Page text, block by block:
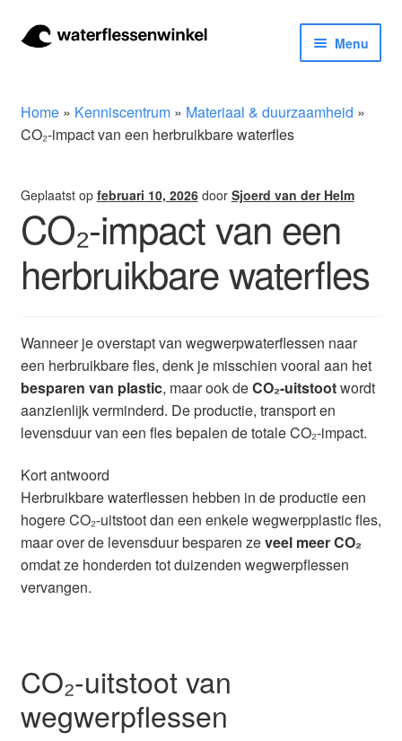
Ga
Ga
Menu
Bidons
Kinderflessen
Drinkfles met rietje
Aluminium drinkfles
Glazen drinkfles
RVS drinkfles
Broodtrommels & lunchboxen
Herbruikbare boterhamzakjes
Waterfles bedrukken
Home» Kenniscentrum» Materiaal & duurzaamheid »
CO₂-impact van een herbruikbare waterfles
Geplaatst op februari 10, 2026 door Sjoerd van der Helm
CO₂-impact van een
herbruikbare waterfles
Wanneer je overstapt van wegwerpwaterflessen naar
een herbruikbare fles, denk je misschien vooral aan het
besparen van plastic, maar ook deCO₂-uitstootwordt
aanzienlijk verminderd. De productie, transport en
levensduur van een fles bepalen de totale CO₂-impact.
Kort antwoord
Herbruikbare waterflessen hebben in de productie een
hogere CO₂-uitstoot dan een enkele wegwerpplastic fles,
maar over de levensduur besparen zeveel meer CO₂
omdat ze honderden tot duizenden wegwerpflessen
vervangen.
CO₂-uitstoot van
wegwerpflessen